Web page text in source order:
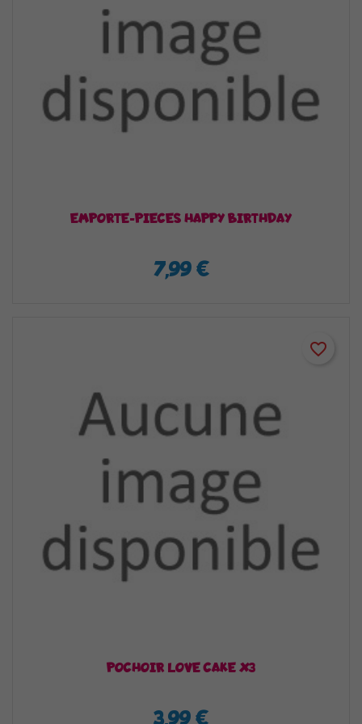
EMPORTE-PIECES HAPPY BIRTHDAY
7,99 €
POCHOIR LOVE CAKE X3
3,99 €
favorite_border